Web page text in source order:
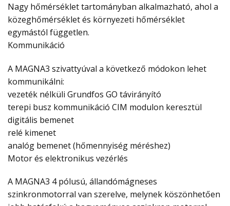
Nagy hőmérséklet tartományban alkalmazható, ahol a
közeghőmérséklet és környezeti hőmérséklet
egymástól független.
Kommunikáció
A MAGNA3 szivattyúval a következő módokon lehet
kommunikálni:
vezeték nélküli Grundfos GO távirányító
terepi busz kommunikáció CIM modulon keresztül
digitális bemenet
relé kimenet
analóg bemenet (hőmennyiség méréshez)
Motor és elektronikus vezérlés
A MAGNA3 4 pólusú, állandómágneses
szinkronmotorral van szerelve, melynek köszönhetően